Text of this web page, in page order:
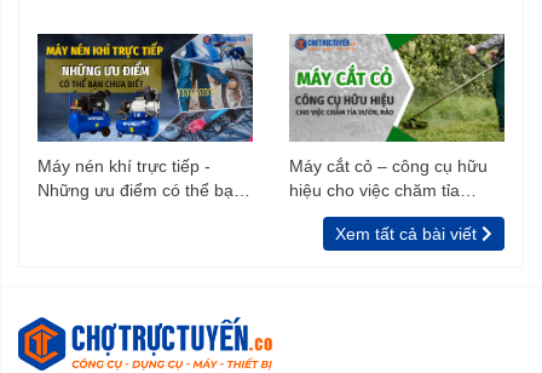
Máy nén khí trực tiếp -
Những ưu điểm có thể bạn
Máy cắt cỏ – công cụ hữu
hiệu cho việc chăm tỉa
vườn, rào
Xem tất cả bài viết